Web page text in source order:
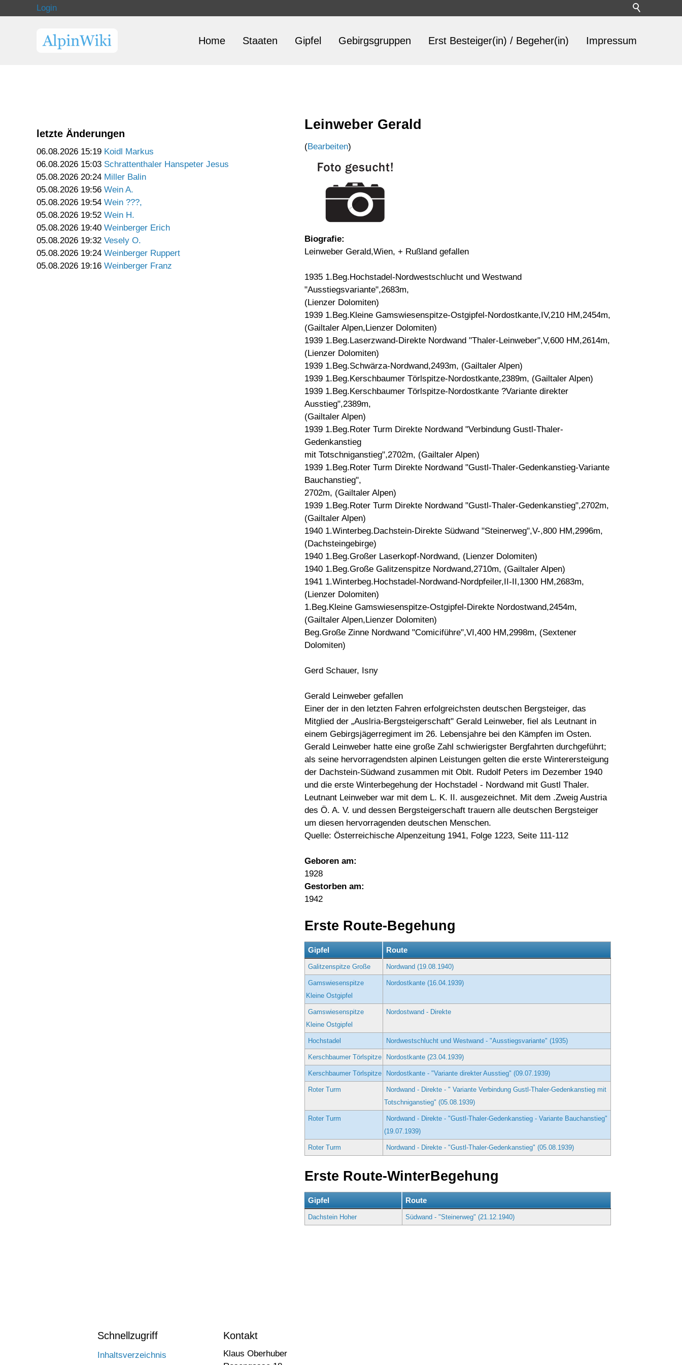
Login
Home Staaten Gipfel Gebirgsgruppen Erst Besteiger(in) / Begeher(in) Impressum
letzte Änderungen
06.08.2026 15:19 Koidl Markus
06.08.2026 15:03 Schrattenthaler Hanspeter Jesus
05.08.2026 20:24 Miller Balin
05.08.2026 19:56 Wein A.
05.08.2026 19:54 Wein ???,
05.08.2026 19:52 Wein H.
05.08.2026 19:40 Weinberger Erich
05.08.2026 19:32 Vesely O.
05.08.2026 19:24 Weinberger Ruppert
05.08.2026 19:16 Weinberger Franz
Leinweber Gerald
(Bearbeiten)
Biografie:
Leinweber Gerald,Wien, + Rußland gefallen
1935 1.Beg.Hochstadel-Nordwestschlucht und Westwand
"Ausstiegsvariante",2683m,
(Lienzer Dolomiten)
1939 1.Beg.Kleine Gamswiesenspitze-Ostgipfel-Nordostkante,IV,210 HM,2454m,
(Gailtaler Alpen,Lienzer Dolomiten)
1939 1.Beg.Laserzwand-Direkte Nordwand "Thaler-Leinweber",V,600 HM,2614m,
(Lienzer Dolomiten)
1939 1.Beg.Schwärza-Nordwand,2493m, (Gailtaler Alpen)
1939 1.Beg.Kerschbaumer Törlspitze-Nordostkante,2389m, (Gailtaler Alpen)
1939 1.Beg.Kerschbaumer Törlspitze-Nordostkante ?Variante direkter
Ausstieg",2389m,
(Gailtaler Alpen)
1939 1.Beg.Roter Turm Direkte Nordwand "Verbindung Gustl-Thaler-
Gedenkanstieg
mit Totschniganstieg",2702m, (Gailtaler Alpen)
1939 1.Beg.Roter Turm Direkte Nordwand "Gustl-Thaler-Gedenkanstieg-Variante
Bauchanstieg",
2702m, (Gailtaler Alpen)
1939 1.Beg.Roter Turm Direkte Nordwand "Gustl-Thaler-Gedenkanstieg",2702m,
(Gailtaler Alpen)
1940 1.Winterbeg.Dachstein-Direkte Südwand "Steinerweg",V-,800 HM,2996m,
(Dachsteingebirge)
1940 1.Beg.Großer Laserkopf-Nordwand, (Lienzer Dolomiten)
1940 1.Beg.Große Galitzenspitze Nordwand,2710m, (Gailtaler Alpen)
1941 1.Winterbeg.Hochstadel-Nordwand-Nordpfeiler,II-II,1300 HM,2683m,
(Lienzer Dolomiten)
1.Beg.Kleine Gamswiesenspitze-Ostgipfel-Direkte Nordostwand,2454m,
(Gailtaler Alpen,Lienzer Dolomiten)
Beg.Große Zinne Nordwand "Comiciführe",VI,400 HM,2998m, (Sextener
Dolomiten)
Gerd Schauer, Isny
Gerald Leinweber gefallen
Einer der in den letzten Fahren erfolgreichsten deutschen Bergsteiger, das
Mitglied der „Auslria-Bergsteigerschaft" Gerald Leinweber, fiel als Leutnant in
einem Gebirgsjägerregiment im 26. Lebensjahre bei den Kämpfen im Osten.
Gerald Leinweber hatte eine große Zahl schwierigster Bergfahrten durchgeführt;
als seine hervorragendsten alpinen Leistungen gelten die erste Winterersteigung
der Dachstein-Südwand zusammen mit Oblt. Rudolf Peters im Dezember 1940
und die erste Winterbegehung der Hochstadel - Nordwand mit Gustl Thaler.
Leutnant Leinweber war mit dem L. K. II. ausgezeichnet. Mit dem .Zweig Austria
des Ö. A. V. und dessen Bergsteigerschaft trauern alle deutschen Bergsteiger
um diesen hervorragenden deutschen Menschen.
Quelle: Österreichische Alpenzeitung 1941, Folge 1223, Seite 111-112
Geboren am:
1928
Gestorben am:
1942
Erste Route-Begehung
Gipfel Route
Galitzenspitze Große Nordwand (19.08.1940)
Gamswiesenspitze
Kleine Ostgipfel
Nordostkante (16.04.1939)
Gamswiesenspitze
Kleine Ostgipfel
Nordostwand - Direkte
Hochstadel Nordwestschlucht und Westwand - "Ausstiegsvariante" (1935)
Kerschbaumer Törlspitze Nordostkante (23.04.1939)
Kerschbaumer Törlspitze Nordostkante - "Variante direkter Ausstieg" (09.07.1939)
Roter Turm
Nordwand - Direkte - " Variante Verbindung Gustl-Thaler-Gedenkanstieg mit
Totschniganstieg" (05.08.1939)
Roter Turm
Nordwand - Direkte - "Gustl-Thaler-Gedenkanstieg - Variante Bauchanstieg"
(19.07.1939)
Roter Turm Nordwand - Direkte - "Gustl-Thaler-Gedenkanstieg" (05.08.1939)
Erste Route-WinterBegehung
Gipfel Route
Dachstein Hoher Südwand - "Steinerweg" (21.12.1940)
Schnellzugriff
Inhaltsverzeichnis
Kontakt
Klaus Oberhuber